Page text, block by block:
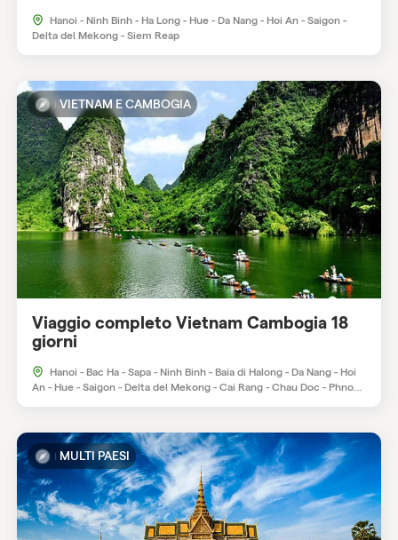
Hanoi - Ninh Binh - Ha Long - Hue - Da Nang - Hoi An - Saigon -
Delta del Mekong - Siem Reap
VIETNAM E CAMBOGIA
Viaggio completo Vietnam Cambogia 18
giorni
Hanoi - Bac Ha - Sapa - Ninh Binh - Baia di Halong - Da Nang - Hoi
An - Hue - Saigon - Delta del Mekong - Cai Rang - Chau Doc - Phnom
MULTI PAESI